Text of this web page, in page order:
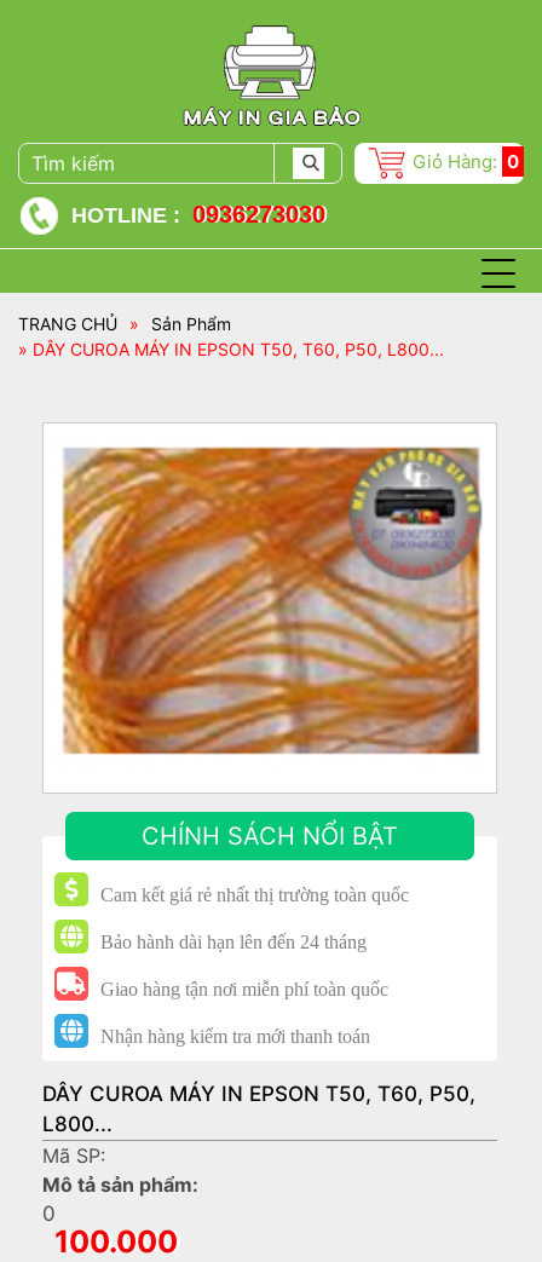
Giỏ Hàng: 0
HOTLINE : 0936273030
TRANG CHỦ »
Sản Phẩm
» DÂY CUROA MÁY IN EPSON T50, T60, P50, L800...
CHÍNH SÁCH NỔI BẬT
Cam kết giá rẻ nhất thị trường toàn quốc
Bảo hành dài hạn lên đến 24 tháng
Giao hàng tận nơi miễn phí toàn quốc
Nhận hàng kiểm tra mới thanh toán
DÂY CUROA MÁY IN EPSON T50, T60, P50,
L800...
Mã SP:
Mô tả sản phẩm:
0
100.000